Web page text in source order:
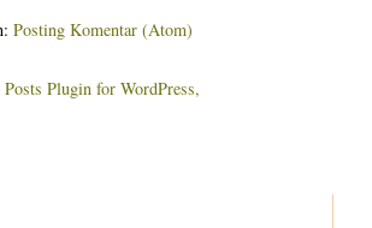
Posting Komentar (Atom)